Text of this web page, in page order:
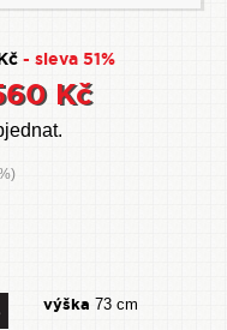
- sleva 51%
Kč
výška 73 cm